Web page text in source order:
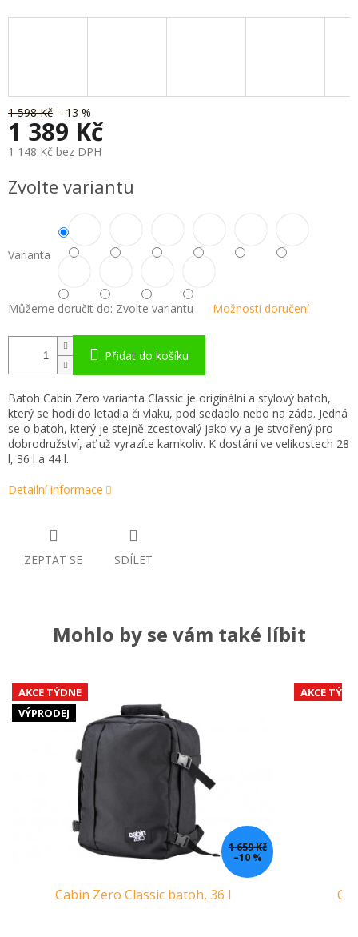
A
1 598 Kč –13 %
1 389 Kč
1 148 Kč bez DPH
cena:
Zvolte variantu
Varianta
Můžeme doručit do: Zvolte variantu Možnosti doručení
Přidat do košíku
Batoh Cabin Zero varianta Classic je originální a stylový batoh,
který se hodí do letadla či vlaku, pod sedadlo nebo na záda. Jedná
se o batoh, který je stejně zcestovalý jako vy a je stvořený pro
dobrodružství, ať už vyrazíte kamkoliv. K dostání ve velikostech 28
l, 36 l a 44 l.
Detailní informace
ZEPTAT SE SDÍLET
Mohlo by se vám také líbit
AKCE TÝDNE
VÝPRODEJ
1 659 Kč
–10 %
Cabin Zero Classic batoh, 36 l
AKCE